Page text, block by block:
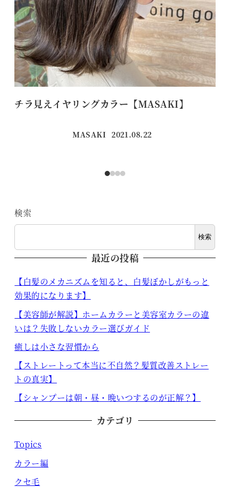
チラ見えイヤリングカラー【MASAKI】
MASAKI 投稿日
2021.08.22
検索
検索
最近の投稿
【白髪のメカニズムを知ると、白髪ぼかしがもっと
効果的になります】
【美容師が解説】ホームカラーと美容室カラーの違
いは？失敗しないカラー選びガイド
癒しは小さな習慣から
【ストレートって本当に不自然？髪質改善ストレー
トの真実】
【シャンプーは朝・昼・晩いつするのが正解？】
カテゴリ
Topics
カラー編
クセ毛